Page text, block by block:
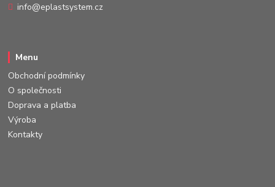
info@eplastsystem.cz
Menu
Obchodní podmínky
O společnosti
Doprava a platba
Výroba
Kontakty